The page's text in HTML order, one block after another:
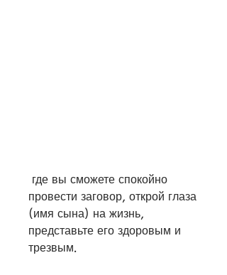
провести заговор, открой глаза
(имя сына) на жизнь,
представьте его здоровым и
трезвым.